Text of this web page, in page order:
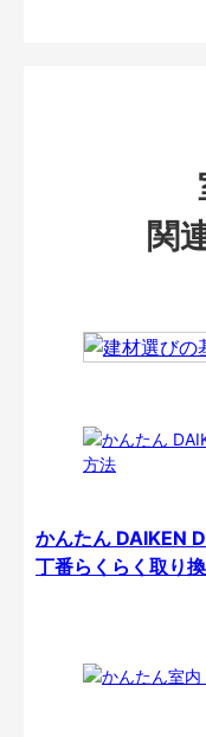
関
かんたん DAIKEN
丁番らくらく取り